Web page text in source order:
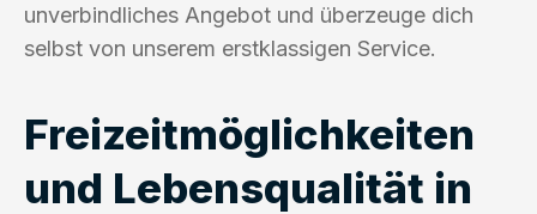
unverbindliches Angebot und überzeuge dich
selbst von unserem erstklassigen Service.
Freizeitmöglichkeiten
und Lebensqualität in